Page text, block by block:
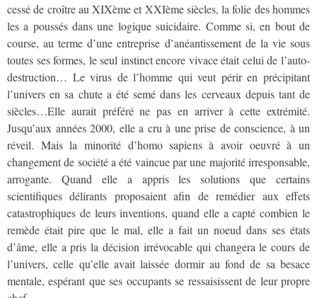
cessé de croître au XIXème et XXIème siècles, la folie des hommes
les a poussés dans une logique suicidaire. Comme si, en bout de
course, au terme d’une entreprise d’anéantissement de la vie sous
toutes ses formes, le seul instinct encore vivace était celui de l’auto-
destruction… Le virus de l’homme qui veut périr en précipitant
l’univers en sa chute a été semé dans les cerveaux depuis tant de
siècles…Elle aurait préféré ne pas en arriver à cette extrémité.
Jusqu’aux années 2000, elle a cru à une prise de conscience, à un
réveil. Mais la minorité d’homo sapiens à avoir oeuvré à un
changement de société a été vaincue par une majorité irresponsable,
arrogante. Quand elle a appris les solutions que certains
scientifiques délirants proposaient afin de remédier aux effets
catastrophiques de leurs inventions, quand elle a capté combien le
remède était pire que le mal, elle a fait un noeud dans ses états
d’âme, elle a pris la décision irrévocable qui changera le cours de
l’univers, celle qu’elle avait laissée dormir au fond de sa besace
mentale, espérant que ses occupants se ressaisissent de leur propre